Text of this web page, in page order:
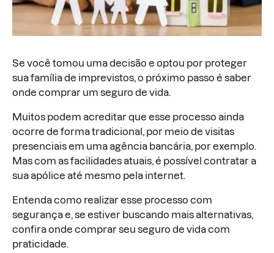
Se você tomou uma decisão e optou por proteger
sua família de imprevistos, o próximo passo é saber
onde comprar um seguro de vida.
Muitos podem acreditar que esse processo ainda
ocorre de forma tradicional, por meio de visitas
presenciais em uma agência bancária, por exemplo.
Mas com as facilidades atuais, é possível contratar a
sua apólice até mesmo pela internet.
Entenda como realizar esse processo com
segurança e, se estiver buscando mais alternativas,
confira onde comprar seu seguro de vida com
praticidade.